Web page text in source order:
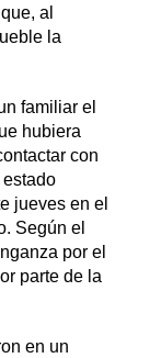
al
la
familiar el
hubiera
con
jueves en el
Según el
por el
parte de la
en un